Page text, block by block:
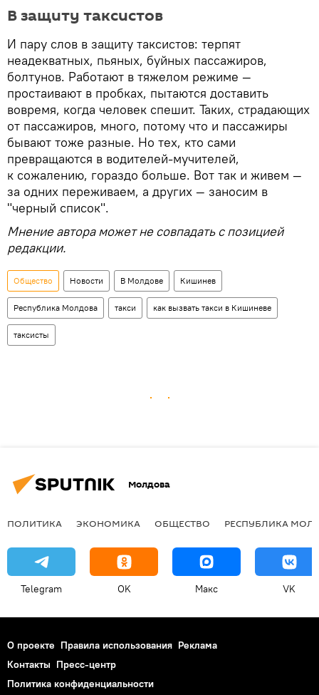
В защиту таксистов
И пару слов в защиту таксистов: терпят
неадекватных, пьяных, буйных пассажиров,
болтунов. Работают в тяжелом режиме —
простаивают в пробках, пытаются доставить
вовремя, когда человек спешит. Таких, страдающих
от паcсажиров, много, потому что и пассажиры
бывают тоже разные. Но тех, кто сами
превращаются в водителей-мучителей,
к сожалению, гораздо больше. Вот так и живем —
за одних переживаем, а других — заносим в
"черный список".
Мнение автора может не совпадать с позицией
редакции.
Общество Новости В Молдове Кишинев
Республика Молдова такси как вызвать такси в Кишиневе
таксисты
Молдова
ПОЛИТИКА ЭКОНОМИКА ОБЩЕСТВО РЕСПУБЛИКА
Telegram OK Макс VK
О проекте Правила использования Реклама
Контакты Пресс-центр
Политика конфиденциальности